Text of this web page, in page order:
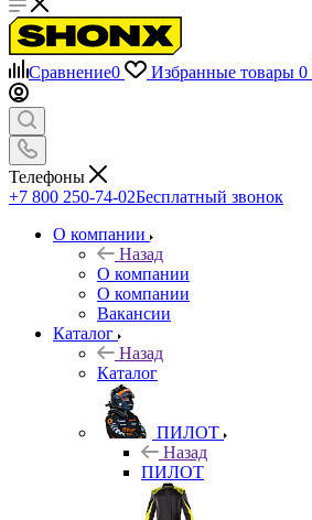
Сравнение0 Избранные товары 0
Телефоны
+7 800 250-74-02Бесплатный звонок
О компании
Назад
О компании
О компании
Вакансии
Каталог
Назад
Каталог
ПИЛОТ
Назад
ПИЛОТ